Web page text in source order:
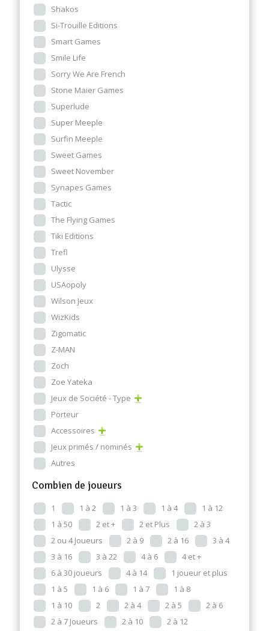
Shakos
Si-Trouille Editions
Smart Games
Smile Life
Sorry We Are French
Stone Maier Games
Superlude
Super Meeple
Surfin Meeple
Sweet Games
Sweet November
Synapes Games
Tactic
The Flying Games
Tiki Editions
Trefl
Ulysse
USAopoly
Wilson Jeux
WizKids
Zigomatic
Z-MAN
Zoch
Zoe Yateka
Jeux de Société - Type
Porteur
Accessoires
Jeux primés / nominés
Autres
Combien de joueurs
1 1 à 2 1 à 3 1 à 4
1 à 12
1 à 50
2 et + 2 et Plus
2 à 3
2 ou 4 Joueurs
2 à 9 2 à 16
3 à 4
3 à 16
3 à 22 4 à 6
4 et +
6 à 30 joueurs
4 à 14
1 joueur et plus
1 à 5
1 à 6 1 à 7
1 à 8
1 à 10
2 2 à 4 2 à 5
2 à 6
2 à 7 Joueurs
2 à 10
2 à 12